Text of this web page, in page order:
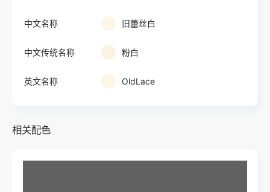
中文名称 旧蕾丝白
中文传统名称 粉白
英文名称 OldLace
相关配色